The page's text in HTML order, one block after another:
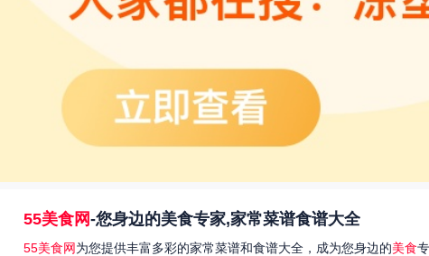
55美食网-您身边的美食专家,家常菜谱食谱大全
55美食网为您提供丰富多彩的家常菜谱和食谱大全，成为您身边的美食